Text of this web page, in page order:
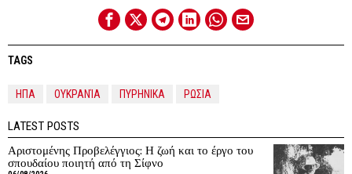
TAGS
ΗΠΑ ΟΥΚΡΑΝΊΑ ΠΥΡΗΝΙΚΑ ΡΩΣΙΑ
LATEST POSTS
Αριστομένης Προβελέγγιος: Η ζωή και το έργο του
σπουδαίου ποιητή από τη Σίφνο